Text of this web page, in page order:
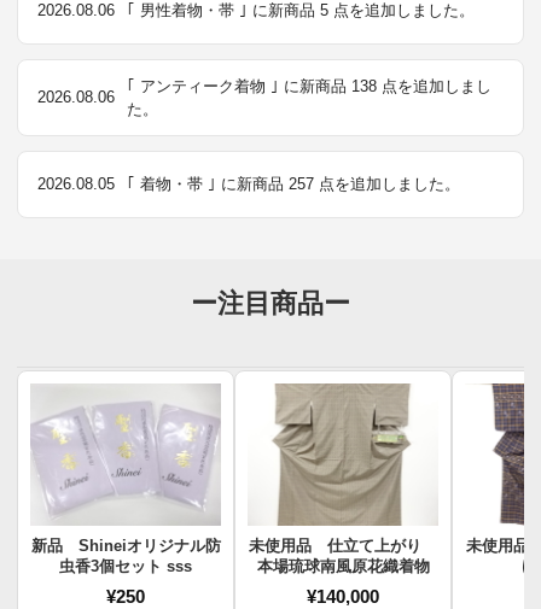
2026.08.06 ｢ 男性着物・帯 ｣ に新商品 5 点を追加しました。
2026.08.06
｢ アンティーク着物 ｣ に新商品 138 点を追加しまし
た。
2026.08.05 ｢ 着物・帯 ｣ に新商品 257 点を追加しました。
ー注目商品ー
新品 Shineiオリジナル防
虫香3個セット sss
¥250
未使用品 仕立て上がり
本場琉球南風原花織着物
¥140,000
未使用品